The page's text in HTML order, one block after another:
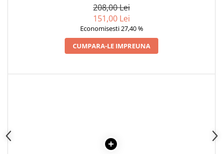
VOLUMELE I-III. CUTIE DE
COLECTIE -SCARLAT
208,00 Lei
151,00 Lei
Economisesti 27,40 %
CUMPARA-LE IMPREUNA